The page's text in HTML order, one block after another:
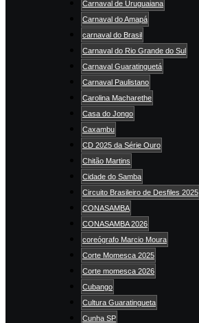
Carnaval de Uruguaiana
Carnaval do Amapá
carnaval do Brasil
Carnaval do Rio Grande do Sul
Carnaval Guaratinguetá
Carnaval Paulistano
Carolina Macharethe
Casa do Jongo
Caxambu
CD 2025 da Série Ouro
Chitão Martins
Cidade do Samba
Circuito Brasileiro de Desfiles 2025
CONASAMBA
CONASAMBA 2026
coreógrafo Marcio Moura
Corte Momesca 2025
Corte momesca 2026
Cubango
Cultura Guaratingueta
Cunha SP